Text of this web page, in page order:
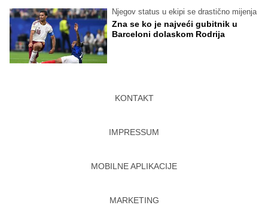
Njegov status u ekipi se drastično mijenja
Zna se ko je najveći gubitnik u
Barceloni dolaskom Rodrija
KONTAKT
IMPRESSUM
MOBILNE APLIKACIJE
MARKETING